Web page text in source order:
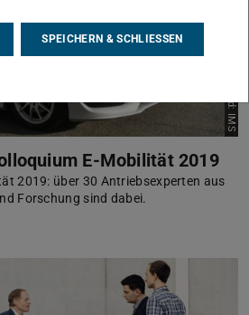
Bild: IMS
E-Mobilität 2019
2019: über 30 Antriebsexperten aus
Forschung sind dabei.
SPEICHERN & SCHLIESSEN